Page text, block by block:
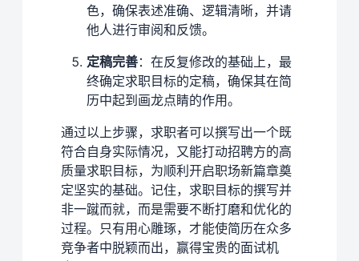
色，确保表述准确、逻辑清晰，并请
他人进行审阅和反馈。
定稿完善：在反复修改的基础上，最
终确定求职目标的定稿，确保其在简
历中起到画龙点睛的作用。
通过以上步骤，求职者可以撰写出一个既
符合自身实际情况，又能打动招聘方的高
质量求职目标，为顺利开启职场新篇章奠
定坚实的基础。记住，求职目标的撰写并
非一蹴而就，而是需要不断打磨和优化的
过程。只有用心雕琢，才能使简历在众多
竞争者中脱颖而出，赢得宝贵的面试机